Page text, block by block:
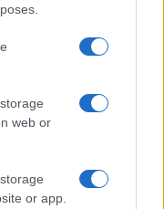
web or
or app.
bella anche dal
fa
il centro
spaccio e degrado: